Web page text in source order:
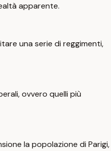
apparente.
una serie di reggimenti,
ovvero quelli più
la popolazione di Parigi,